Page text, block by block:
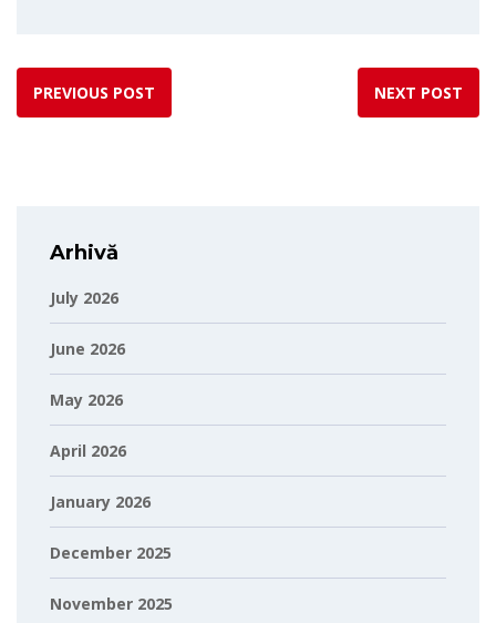
PREVIOUS POST NEXT POST
Arhivă
July 2026
June 2026
May 2026
April 2026
January 2026
December 2025
November 2025